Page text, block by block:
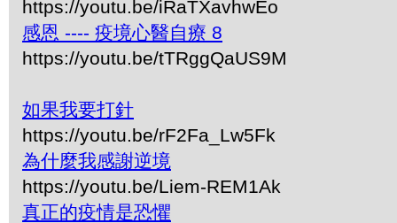
https://youtu.be/iRaTXavhwEo
感恩 ---- 疫境心醫自療 8
https://youtu.be/tTRggQaUS9M
如果我要打針
https://youtu.be/rF2Fa_Lw5Fk
為什麼我感謝逆境
https://youtu.be/Liem-REM1Ak
真正的疫情是恐懼